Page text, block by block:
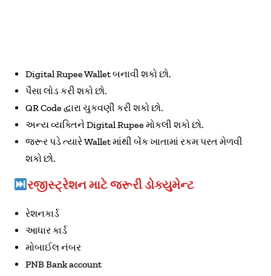
Digital Rupee Wallet બનાવી શકો છો.
પૈસા લોડ કરી શકો છો.
QR Code દ્વારા ચુકવણી કરી શકો છો.
અન્ય વ્યક્તિને Digital Rupee મોકલી શકો છો.
જરૂર પડે ત્યારે Wallet માંથી બેંક ખાતામાં રકમ પરત મેળવી
શકો છો.
રજીસ્ટ્રેશન માટે જરૂરી ડોક્યુમેન્ટ
રેશનકાર્ડ
આધાર કાર્ડ
મોબાઈલ નંબર
PNB Bank account